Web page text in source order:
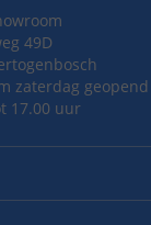
49D
zaterdag geopend
17.00 uur